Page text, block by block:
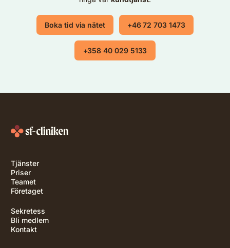
Boka tid via nätet +46 72 703 1473
+358 40 029 5133
Tjänster
Priser
Teamet
Företaget
Sekretess
Bli medlem
Kontakt